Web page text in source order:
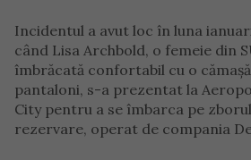
Incidentul a avut loc în luna
când Lisa Archbold, o femeie din
îmbrăcată confortabil cu o
pantaloni, s-a prezentat la
City pentru a se îmbarca pe
rezervare, operat de compania